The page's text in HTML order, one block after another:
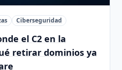
Ciberseguridad
el C2 en la
retirar dominios ya